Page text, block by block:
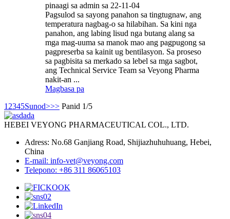
pinaagi sa admin sa 22-11-04
Pagsulod sa sayong panahon sa tingtugnaw, ang
temperatura nagbag-o sa hilabihan. Sa kini nga
panahon, ang labing lisud nga butang alang sa
mga mag-uuma sa manok mao ang pagpugong sa
pagpreserba sa kainit ug bentilasyon. Sa proseso
sa pagbisita sa merkado sa lebel sa mga sagbot,
ang Technical Service Team sa Veyong Pharma
nakit-an ...
Magbasa pa
1 2345Sunod>>> Panid 1/5
HEBEI VEYONG PHARMACEUTICAL COL., LTD.
Adress: No.68 Ganjiang Road, Shijiazhuhuhuang, Hebei,
China
E-mail: info-vet@veyong.com
Telepono: +86 311 86065103